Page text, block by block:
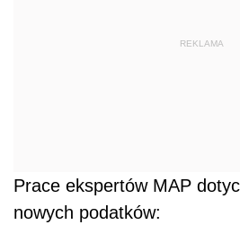
REKLAMA
Prace ekspertów MAP
nowych podatków: